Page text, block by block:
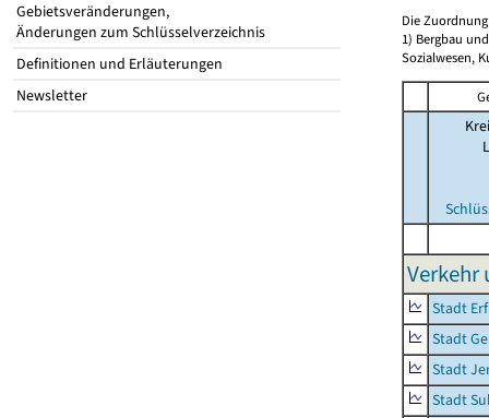
Gebietsveränderungen,
Änderungen zum Schlüsselverzeichnis
Definitionen und Erläuterungen
Newsletter
Die
1) Bergbau
Sozialwesen,
Verkehr
Stadt
Stadt
Stadt
Stadt